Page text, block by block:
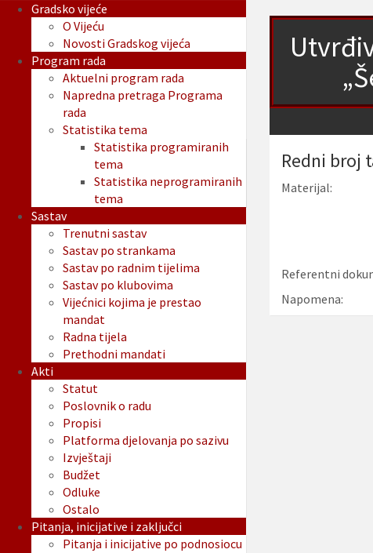
Redni broj
Materijal:
Referentni
Napomena:
Gradsko vijeće
O Vijeću
Novosti Gradskog vijeća
Program rada
Aktuelni program rada
Napredna pretraga Programa
rada
Statistika tema
Statistika programiranih
tema
Statistika neprogramiranih
tema
Sastav
Trenutni sastav
Sastav po strankama
Sastav po radnim tijelima
Sastav po klubovima
Vijećnici kojima je prestao
mandat
Radna tijela
Prethodni mandati
Akti
Statut
Poslovnik o radu
Propisi
Platforma djelovanja po sazivu
Izvještaji
Budžet
Odluke
Ostalo
Pitanja, inicijative i zaključci
Pitanja i inicijative po podnosiocu